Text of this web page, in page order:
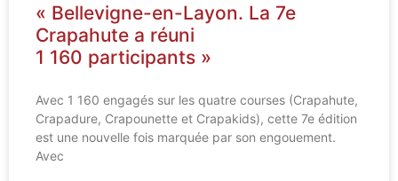
« Bellevigne-en-Layon. La 7e
Crapahute a réuni
1 160 participants »
Avec 1 160 engagés sur les quatre courses (Crapahute,
Crapadure, Crapounette et Crapakids), cette 7e édition
est une nouvelle fois marquée par son engouement.
Avec